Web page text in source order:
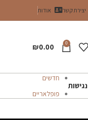
יצירת קשר אודות
0
₪0.00
חדשים
פופלאריים